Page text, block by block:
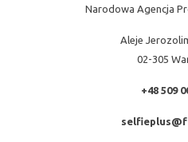
Narodowa Agencja
Aleje
02-305
+48 509